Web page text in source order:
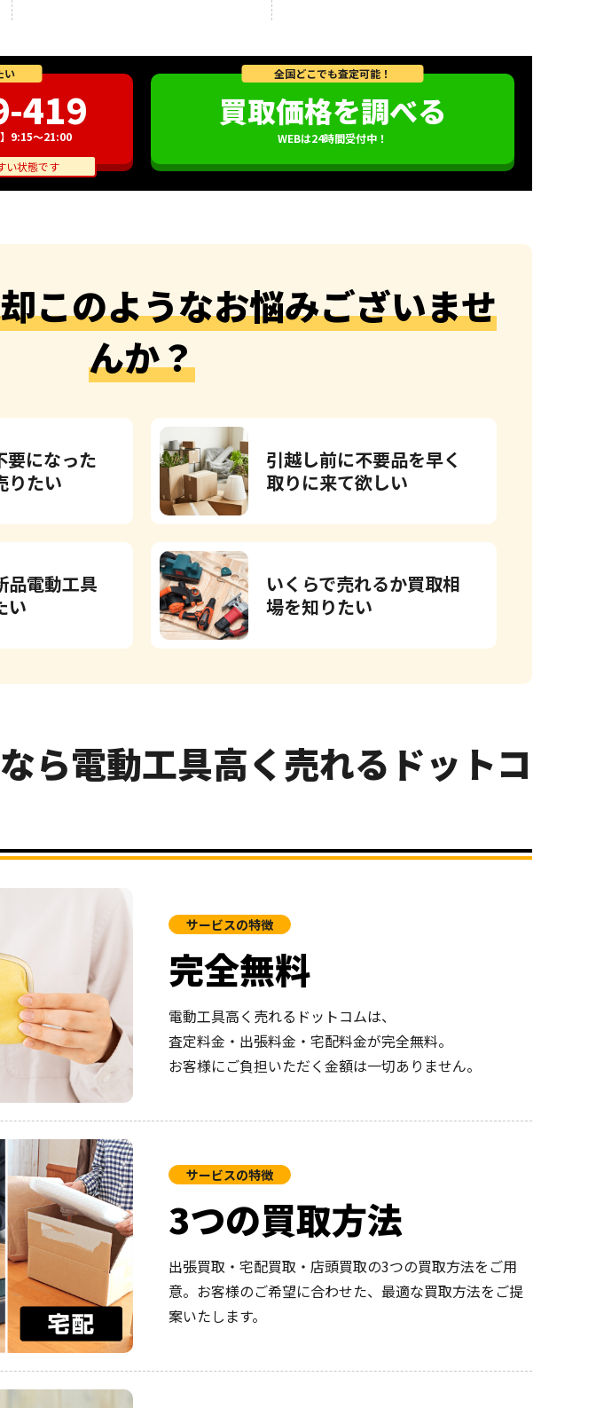
い
419
9:15～21:00
い状態です
全国どこでも査定可能！
買取価格を調べる
WEBは24時間受付中！
このようなお悩みございませ
んか？
要になった
りたい
引越し前に不要品を早く
取りに来て欲しい
品電動工具
い
いくらで売れるか買取相
場を知りたい
ら電動工具高く売れるドットコ
サービスの特徴
完全無料
電動工具高く売れるドットコムは、
査定料金・出張料金・宅配料金が完全無料。
お客様にご負担いただく金額は一切ありません。
サービスの特徴
3つの買取方法
出張買取・宅配買取・店頭買取の3つの買取方法をご用
意。お客様のご希望に合わせた、最適な買取方法をご提
案いたします。